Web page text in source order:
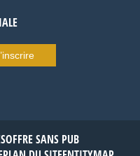
OFFRE SANS PUB